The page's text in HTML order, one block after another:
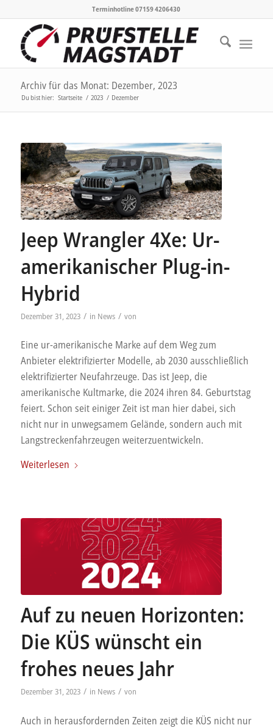
Terminhotline 07159 4206430
Archiv für das Monat: Dezember, 2023
Du bist hier: Startseite / 2023 / Dezember
Jeep Wrangler 4Xe: Ur-
amerikanischer Plug-in-
Hybrid
Dezember 31, 2023 / in News / von
Eine ur-amerikanische Marke auf dem Weg zum
Anbieter elektrifizierter Modelle, ab 2030 ausschließlich
elektrifizierter Neufahrzeuge. Das ist Jeep, die
amerikanische Kultmarke, die 2024 ihren 84. Geburtstag
feiert. Schon seit einiger Zeit ist man hier dabei, sich
nicht nur in unwegsamem Gelände, sondern auch mit
Langstreckenfahrzeugen weiterzuentwickeln.
Weiterlesen
Auf zu neuen Horizonten:
Die KÜS wünscht ein
frohes neues Jahr
Dezember 31, 2023 / in News / von
Auch in herausfordernden Zeiten zeigt die KÜS nicht nur